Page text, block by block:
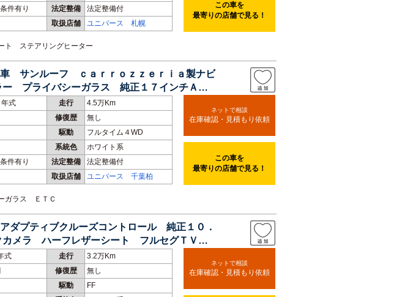
件有り 法定整備
法定整備付
取扱店舗 ユニバース 札幌
ステアリングヒーター
この車を
最寄りの店舗で見る！
サンルーフ ｃａｒｒｏｚｚｅｒｉａ製ナビ
プライバシーガラス 純正１７インチＡ
式 走行
4.5万Km
修復歴
無し
駆動
フルタイム４WD
系統色
ホワイト系
件有り 法定整備
法定整備付
取扱店舗 ユニバース 千葉柏
ガラス ＥＴＣ
ネットで相談
在庫確認・見積もり依頼
この車を
最寄りの店舗で見る！
ダプティブクルーズコントロール 純正１０．
カメラ ハーフレザーシート フルセグＴＶ
式 走行
3.2万Km
修復歴
無し
駆動
FF
ネットで相談
在庫確認・見積もり依頼